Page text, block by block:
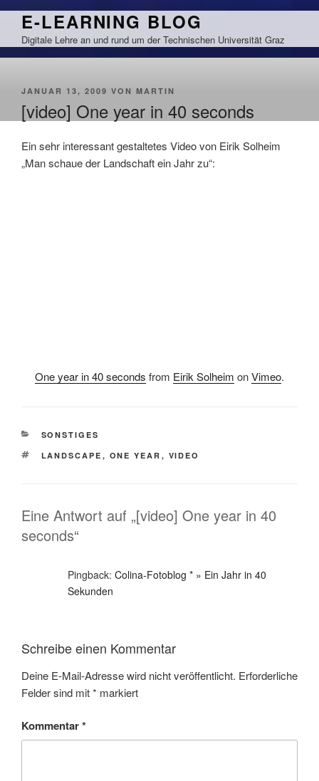
Zum
springen
E-LEARNING BLOG
Digitale Lehre an und rund um der Technischen Universität Graz
VERÖFFENTLICHT
JANUAR 13, 2009 VON MARTIN
[video] One year in 40 seconds
Ein sehr interessant gestaltetes Video von Eirik Solheim
„Man schaue der Landschaft ein Jahr zu“:
One year in 40 seconds from Eirik Solheim onVimeo.
KATEGORIEN
SONSTIGES
SCHLAGWÖRTER
LANDSCAPE , ONE YEAR , VIDEO
Eine Antwort auf „[video] One year in 40
seconds“
Pingback: Colina-Fotoblog * » Ein Jahr in 40
Sekunden
Schreibe einen Kommentar
Deine E-Mail-Adresse wird nicht veröffentlicht. Erforderliche
Felder sind mit* markiert
Kommentar*